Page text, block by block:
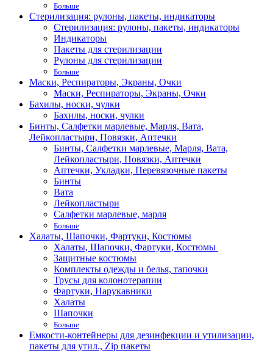
Больше
Стерилизация: рулоны, пакеты, индикаторы
Стерилизация: рулоны, пакеты, индикаторы
Индикаторы
Пакеты для стерилизации
Рулоны для стерилизации
Больше
Маски, Респираторы, Экраны, Очки
Маски, Респираторы, Экраны, Очки
Бахилы, носки, чулки
Бахилы, носки, чулки
Бинты, Салфетки марлевые, Марля, Вата,
Лейкопластыри, Повязки, Аптечки
Бинты, Салфетки марлевые, Марля, Вата,
Лейкопластыри, Повязки, Аптечки
Аптечки, Укладки, Перевязочные пакеты
Бинты
Вата
Лейкопластыри
Салфетки марлевые, марля
Больше
Халаты, Шапочки, Фартуки, Костюмы
Халаты, Шапочки, Фартуки, Костюмы
Защитные костюмы
Комплекты одежды и белья, тапочки
Трусы для колонотерапии
Фартуки, Нарукавники
Халаты
Шапочки
Больше
Емкости-контейнеры для дезинфекции и утилизации,
пакеты для утил., Zip пакеты